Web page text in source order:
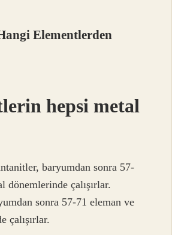
Elementlerden
hepsi metal
baryumdan sonra 57-
dönemlerinde çalışırlar.
sonra 57-71 eleman ve
çalışırlar.